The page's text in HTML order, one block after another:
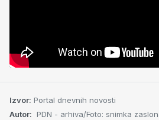
Izvor: Portal dnevnih novosti
Autor: PDN - arhiva/Foto: snimka